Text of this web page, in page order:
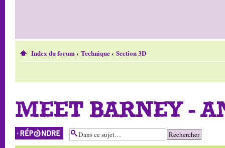
Index du forum‹ Technique‹ Section 3D
MEET BARNEY -
Répondre